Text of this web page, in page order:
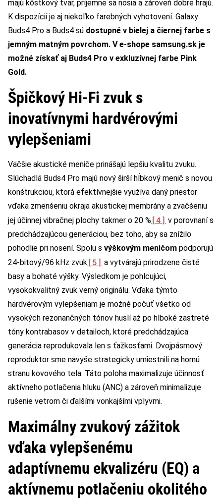
majú kôstkový tvar, príjemne sa nosia a zároveň dobre hrajú.
K dispozícii je aj niekoľko farebných vyhotovení. Galaxy
Buds4 Pro a Buds4 sú dostupné v bielej a čiernej farbe s
jemným matným povrchom. V e-shope samsung.sk je
možné získať aj Buds4 Pro v exkluzívnej farbe Pink
Gold.
Špičkový Hi-Fi zvuk s
inovatívnymi hardvérovými
vylepšeniami
Väčšie akustické meniče prinášajú lepšiu kvalitu zvuku.
Slúchadlá Buds4 Pro majú nový širší hĺbkový menič s novou
konštrukciou, ktorá efektívnejšie využíva daný priestor
vďaka zmenšeniu okraja akustickej membrány a zväčšeniu
jej účinnej vibračnej plochy takmer o 20 % [4] v porovnaní s
predchádzajúcou generáciou, bez toho, aby sa znížilo
pohodlie pri nosení. Spolu s výškovým meničom podporujú
24-bitový/96 kHz zvuk [5] a vytvárajú prirodzene čisté
basy a bohaté výšky. Výsledkom je pohlcujúci,
vysokokvalitný zvuk verný originálu. Vďaka týmto
hardvérovým vylepšeniam je možné počuť všetko od
vysokých rezonančných tónov huslí až po hlboké zastreté
tóny kontrabasov v detailoch, ktoré predchádzajúca
generácia reprodukovala len s ťažkosťami. Dvojpásmový
reproduktor sme navyše strategicky umiestnili na hornú
stranu kovového tela. Táto poloha maximalizuje účinnosť
aktívneho potlačenia hluku (ANC) a zároveň minimalizuje
rušenie vetrom či ďalšími vonkajšími vplyvmi.
Maximálny zvukový zážitok
vďaka vylepšenému
adaptívnemu ekvalizéru (EQ) a
aktívnemu potlačeniu okolitého